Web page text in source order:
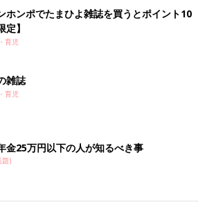
ホンポでたまひよ雑誌を買うとポイント10
】
育児
雑誌
育児
金25万円以下の人が知るべき事
題)